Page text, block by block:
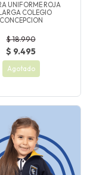
UNIFORME ROJA
COLEGIO
CONCEPCION
$ 18.990
$ 9.495
Agotado